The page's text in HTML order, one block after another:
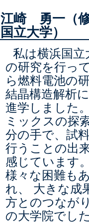
江崎 勇一（修
国立大学）
私は横浜国
の研究を行っ
ら燃料電池の
結晶構造解析
進学しました
ミックスの探
分の手で、試
行うことの出
感じています
様々な困難も
れ、 大きな成
方とのつなが
の大学院でし